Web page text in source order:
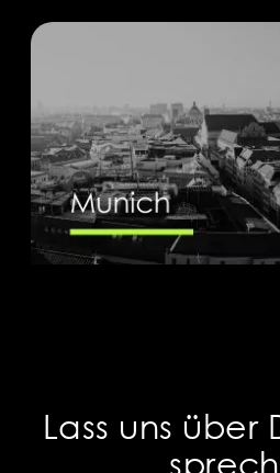
Lass uns über